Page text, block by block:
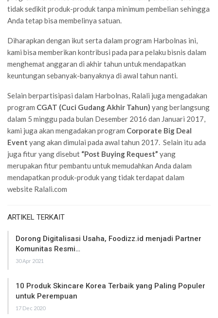
tidak sedikit produk-produk tanpa minimum pembelian sehingga
Anda tetap bisa membelinya satuan.
Diharapkan dengan ikut serta dalam program Harbolnas ini,
kami bisa memberikan kontribusi pada para pelaku bisnis dalam
menghemat anggaran di akhir tahun untuk mendapatkan
keuntungan sebanyak-banyaknya di awal tahun nanti.
Selain berpartisipasi dalam Harbolnas, Ralali juga mengadakan
program CGAT (Cuci Gudang Akhir Tahun) yang berlangsung
dalam 5 minggu pada bulan Desember 2016 dan Januari 2017,
kami juga akan mengadakan program Corporate Big Deal
Event yang akan dimulai pada awal tahun 2017. Selain itu ada
juga fitur yang disebut “Post Buying Request” yang
merupakan fitur pembantu untuk memudahkan Anda dalam
mendapatkan produk-produk yang tidak terdapat dalam
website Ralali.com
ARTIKEL TERKAIT
Dorong Digitalisasi Usaha, Foodizz.id menjadi Partner
Komunitas Resmi…
30 Apr 2021
10 Produk Skincare Korea Terbaik yang Paling Populer
untuk Perempuan
17 Dec 2020